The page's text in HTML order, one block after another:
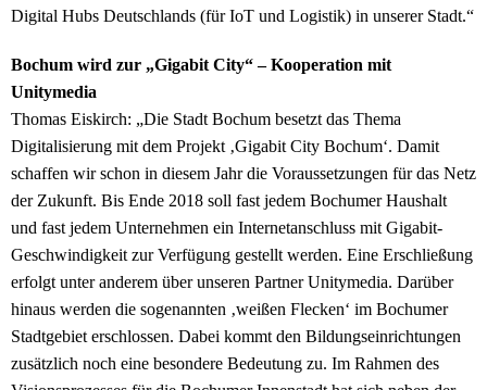
Digital Hubs Deutschlands (für IoT und Logistik) in unserer Stadt.“
Bochum wird zur „Gigabit City“ – Kooperation mit
Unitymedia
Thomas Eiskirch: „Die Stadt Bochum besetzt das Thema
Digitalisierung mit dem Projekt ‚Gigabit City Bochum‘. Damit
schaffen wir schon in diesem Jahr die Voraussetzungen für das Netz
der Zukunft. Bis Ende 2018 soll fast jedem Bochumer Haushalt
und fast jedem Unternehmen ein Internetanschluss mit Gigabit-
Geschwindigkeit zur Verfügung gestellt werden. Eine Erschließung
erfolgt unter anderem über unseren Partner Unitymedia. Darüber
hinaus werden die sogenannten ‚weißen Flecken‘ im Bochumer
Stadtgebiet erschlossen. Dabei kommt den Bildungseinrichtungen
zusätzlich noch eine besondere Bedeutung zu. Im Rahmen des